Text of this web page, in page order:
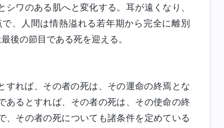
ワのある肌へと変化する。耳が遠くなり、
、人間は情熱溢れる若年期から完全に離別
後の節目である死を迎える。
れば、その者の死は、その運命の終焉とな
るとすれば、その者の死は、その使命の終
その者の死についても諸条件を定めている